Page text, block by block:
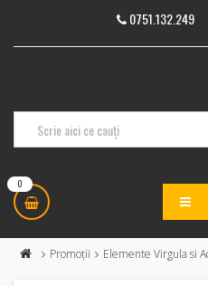
0751.132.249
0
Promoții Elemente Virgula si